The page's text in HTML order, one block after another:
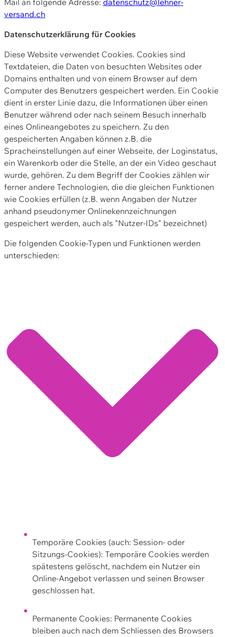
versand.ch
Datenschutzerklärung für Cookies
Diese Website verwendet Cookies. Cookies sind
Textdateien, die Daten von besuchten Websites oder
Domains enthalten und von einem Browser auf dem
Computer des Benutzers gespeichert werden. Ein Cookie
dient in erster Linie dazu, die Informationen über einen
Benutzer während oder nach seinem Besuch innerhalb
eines Onlineangebotes zu speichern. Zu den
gespeicherten Angaben können z.B. die
Spracheinstellungen auf einer Webseite, der Loginstatus,
ein Warenkorb oder die Stelle, an der ein Video geschaut
wurde, gehören. Zu dem Begriff der Cookies zählen wir
ferner andere Technologien, die die gleichen Funktionen
wie Cookies erfüllen (z.B. wenn Angaben der Nutzer
anhand pseudonymer Onlinekennzeichnungen
gespeichert werden, auch als "Nutzer-IDs" bezeichnet)
Die folgenden Cookie-Typen und Funktionen werden
unterschieden:
Temporäre Cookies (auch: Session- oder
Sitzungs-Cookies): Temporäre Cookies werden
spätestens gelöscht, nachdem ein Nutzer ein
Online-Angebot verlassen und seinen Browser
geschlossen hat.
Permanente Cookies: Permanente Cookies
bleiben auch nach dem Schliessen des Browsers